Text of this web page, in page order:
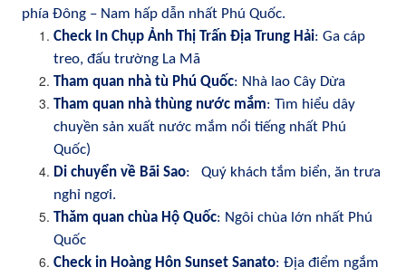
phía Đông – Nam hấp dẫn nhất Phú Quốc.
Check In Chụp Ảnh Thị Trấn Địa Trung Hải: Ga cáp
treo, đấu trường La Mã
Tham quan nhà tù Phú Quốc: Nhà lao Cây Dừa
Tham quan nhà thùng nước mắm: Tìm hiểu dây
chuyền sản xuất nước mắm nổi tiếng nhất Phú
Quốc)
Di chuyển về Bãi Sao:
Quý khách tắm biển, ăn trưa
nghỉ ngơi.
Thăm quan chùa Hộ Quốc: Ngôi chùa lớn nhất Phú
Quốc
Check in Hoàng Hôn Sunset Sanato: Địa điểm ngắm